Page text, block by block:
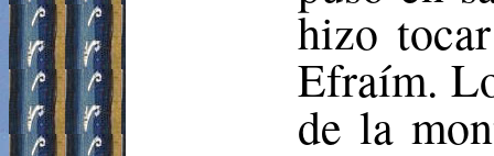
hizo
Efraím.
de la